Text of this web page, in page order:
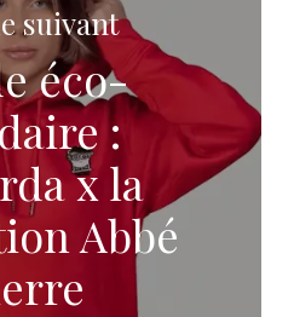
suivant
éco-
:
x la
Abbé